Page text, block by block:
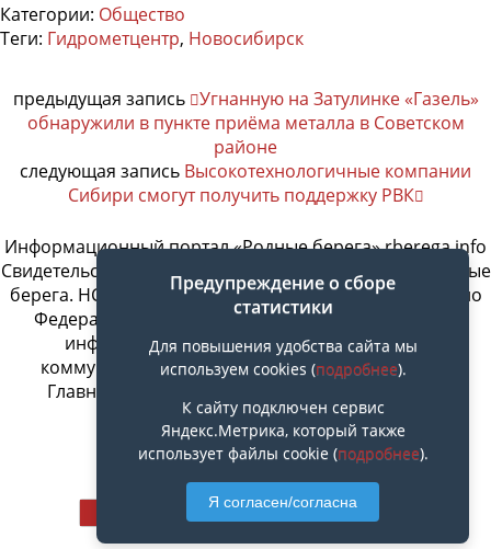
Категории: Общество
Теги: Гидрометцентр, Новосибирск
предыдущая запись Угнанную на Затулинке «Газель»
обнаружили в пункте приёма металла в Советском
районе
следующая запись Высокотехнологичные компании
Сибири смогут получить поддержку РВК
Информационный портал «Родные берега» rberega.info
Свидетельство о регистрации сетевого издания «Родные
берега. НСК»: Эл № ФС77-74717 от 11.01.2019 г., выдано
Федеральной службой по надзору в сфере связи,
информационных технологий и массовых
коммуникаций. Учредитель ООО «СовИнформ».
Главный редактор Байжанов Ерлан Омарович
Предупреждение о сборе
статистики
Для повышения удобства сайта мы
используем cookies (подробнее).
К сайту подключен сервис
Яндекс.Метрика, который также
использует файлы cookie (подробнее).
Я согласен/согласна
Наверх
Компьютерная